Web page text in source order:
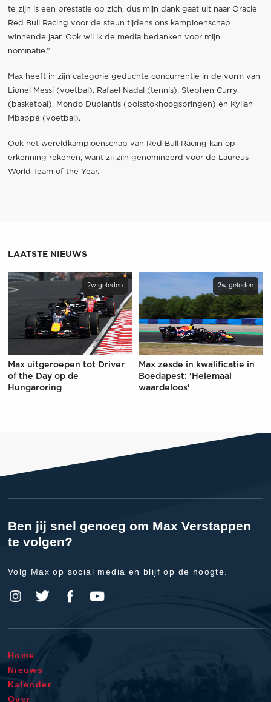
te zijn is een prestatie op zich, dus mijn dank gaat uit naar Oracle
Red Bull Racing voor de steun tijdens ons kampioenschap
winnende jaar. Ook wil ik de media bedanken voor mijn
nominatie.”
Max heeft in zijn categorie geduchte concurrentie in de vorm van
Lionel Messi (voetbal), Rafael Nadal (tennis), Stephen Curry
(basketbal), Mondo Duplantis (polsstokhoogspringen) en Kylian
Mbappé (voetbal).
Ook het wereldkampioenschap van Red Bull Racing kan op
erkenning rekenen, want zij zijn genomineerd voor de Laureus
World Team of the Year.
LAATSTE NIEUWS
2w geleden
Max uitgeroepen tot Driver
of the Day op de
Hungaroring
2w geleden
Max zesde in kwalificatie in
Boedapest: 'Helemaal
waardeloos'
Ben jij snel genoeg om Max Verstappen
te volgen?
Volg Max op social media en blijf op de hoogte.
Home
Nieuws
Kalender
Over